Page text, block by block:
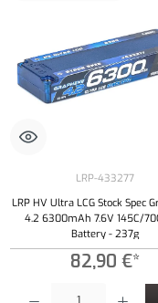
LRP-433277
LRP HV Ultra LCG Stock Spec
4.2 6300mAh 7.6V 145C/
Battery - 237g
82,90 €*